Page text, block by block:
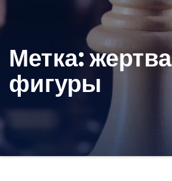
Метка:жертва
фигуры